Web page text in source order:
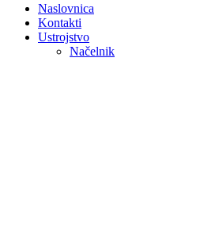
Naslovnica
Kontakti
Ustrojstvo
Načelnik